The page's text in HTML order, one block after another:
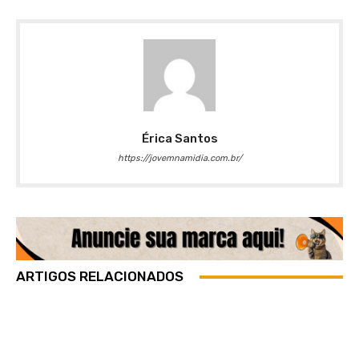
Érica Santos
https://jovemnamidia.com.br/
ARTIGOS RELACIONADOS